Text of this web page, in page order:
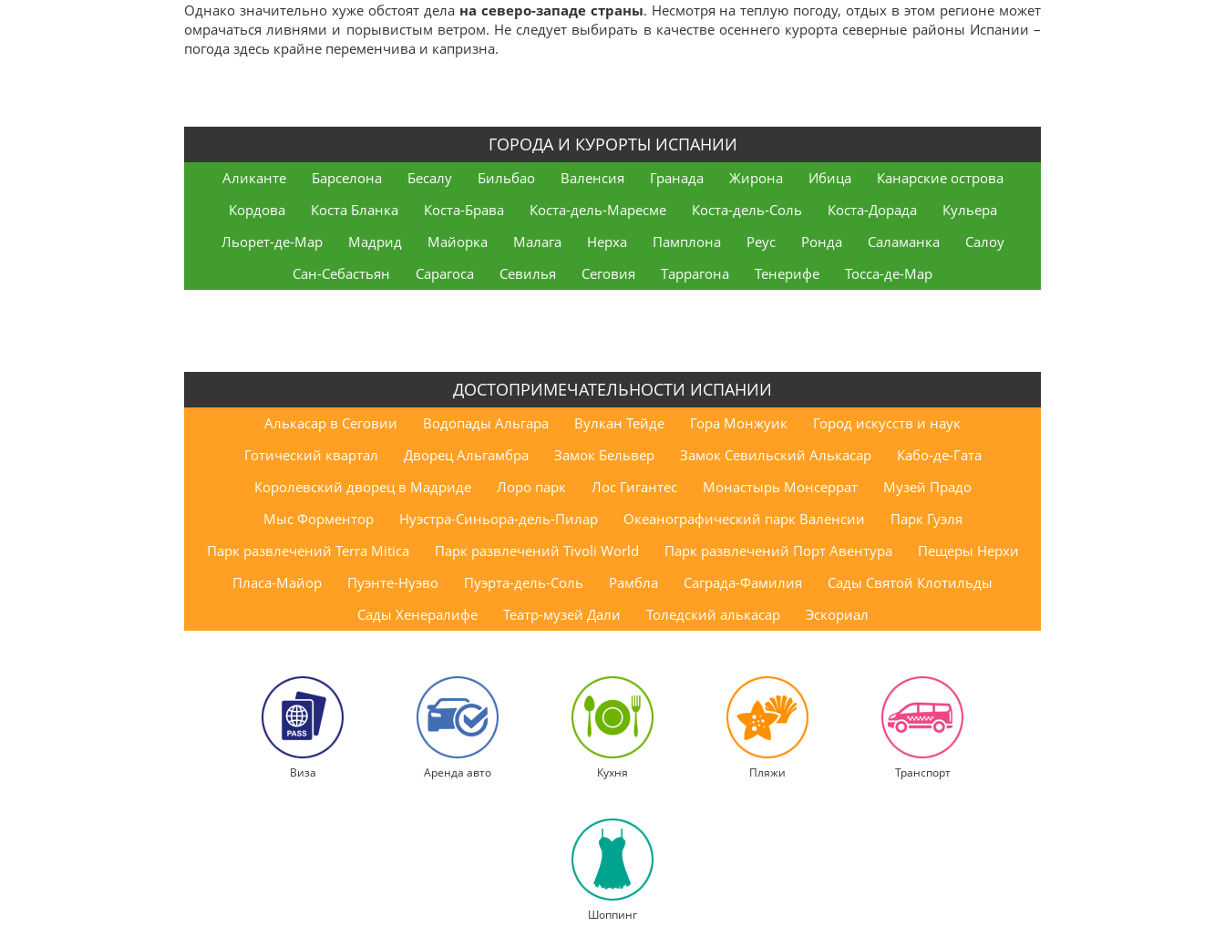
Однако значительно хуже обстоят дела на северо-западе страны. Несмотря на теплую погоду, отдых в этом регионе может
омрачаться ливнями и порывистым ветром. Не следует выбирать в качестве осеннего курорта северные районы Испании –
погода здесь крайне переменчива и капризна.
ГОРОДА И КУРОРТЫ ИСПАНИИ
Аликанте Барселона Бесалу Бильбао Валенсия Гранада Жирона Ибица
Канарские острова
Кордова
Коста Бланка Коста-Брава Коста-дель-Маресме Коста-дель-Соль Коста-Дорада
Кульера
Льорет-де-Мар
Мадрид Майорка Малага Нерха Памплона Реус Ронда Саламанка
Салоу
Сан-Себастьян
Сарагоса Севилья Сеговия Таррагона Тенерифе Тосса-де-Мар
ДОСТОПРИМЕЧАТЕЛЬНОСТИ ИСПАНИИ
Алькасар в Сеговии Водопады Альгара Вулкан Тейде Гора Монжуик
Город искусств и наук
Готический квартал
Дворец Альгамбра Замок Бельвер Замок Севильский Алькасар
Кабо-де-Гата
Королевский дворец в Мадриде
Лоро парк Лос Гигантес Монастырь Монсеррат
Музей Прадо
Мыс Форментор
Нуэстра-Синьора-дель-Пилар Океанографический парк Валенсии
Парк Гуэля
Парк развлечений Terra Mitica
Парк развлечений Tivoli World Парк развлечений Порт Авентура
Пещеры Нерхи
Пласа-Майор
Пуэнте-Нуэво Пуэрта-дель-Соль Рамбла Саграда-Фамилия
Сады Святой Клотильды
Сады Хенералифе
Театр-музей Дали Толедский алькасар Эскориал
Виза Аренда авто Кухня Пляжи Транспорт
Шоппинг